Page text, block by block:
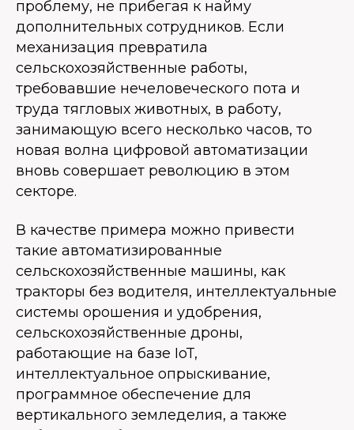
проблему, не прибегая к найму
дополнительных сотрудников. Если
механизация превратила
сельскохозяйственные работы,
требовавшие нечеловеческого пота и
труда тягловых животных, в работу,
занимающую всего несколько часов, то
новая волна цифровой автоматизации
вновь совершает революцию в этом
секторе.
В качестве примера можно привести
такие автоматизированные
сельскохозяйственные машины, как
тракторы без водителя, интеллектуальные
системы орошения и удобрения,
сельскохозяйственные дроны,
работающие на базе IoT,
интеллектуальное опрыскивание,
программное обеспечение для
вертикального земледелия, а также